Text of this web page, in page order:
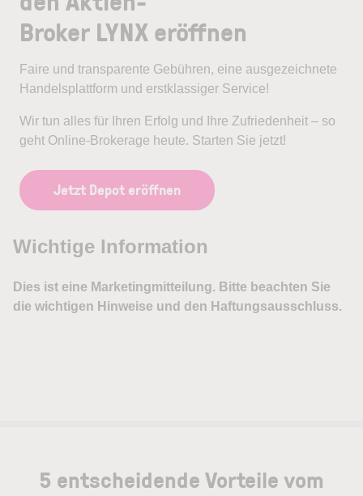
Broker LYNX eröffnen
Faire und transparente Gebühren, eine ausgezeichnete
Handelsplattform und erstklassiger Service!
Wir tun alles für Ihren Erfolg und Ihre Zufriedenheit – so
geht Online-Brokerage heute. Starten Sie jetzt!
Jetzt Depot eröffnen
5 entscheidende Vorteile vom